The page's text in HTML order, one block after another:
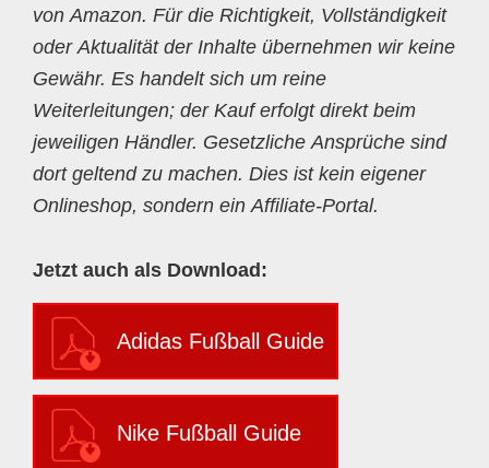
von Amazon. Für die Richtigkeit, Vollständigkeit
oder Aktualität der Inhalte übernehmen wir keine
Gewähr. Es handelt sich um reine
Weiterleitungen; der Kauf erfolgt direkt beim
jeweiligen Händler. Gesetzliche Ansprüche sind
dort geltend zu machen. Dies ist kein eigener
Onlineshop, sondern ein Affiliate-Portal.
Jetzt auch als Download:
Adidas Fußball Guide
Nike Fußball Guide